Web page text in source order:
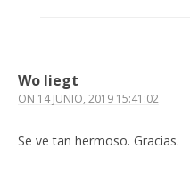
Wo liegt
ON 14 JUNIO, 2019 15:41:02
Se ve tan hermoso. Gracias.